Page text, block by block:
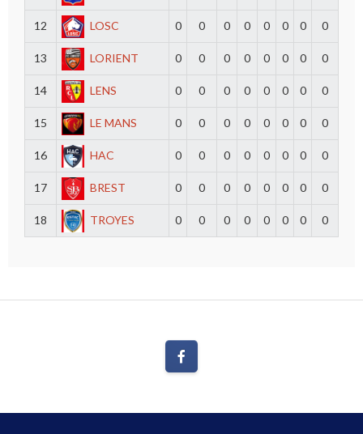
12 LOSC 0 0 0 0 0 0 0 0
13 LORIENT 0 0 0 0 0 0 0 0
14 LENS 0 0 0 0 0 0 0 0
15 LE MANS 0 0 0 0 0 0 0 0
16 HAC 0 0 0 0 0 0 0 0
17 BREST 0 0 0 0 0 0 0 0
18 TROYES 0 0 0 0 0 0 0 0